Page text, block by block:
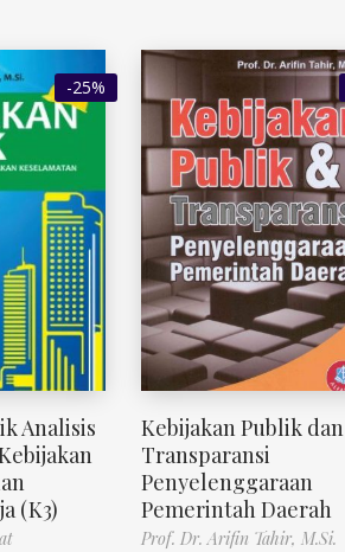
-25%
Analisis
(K3)
Kebijakan Publik dan
Transparansi
Penyelenggaraan
Pemerintah Daerah
Prof. Dr. Arifin Tahir, M.Si.